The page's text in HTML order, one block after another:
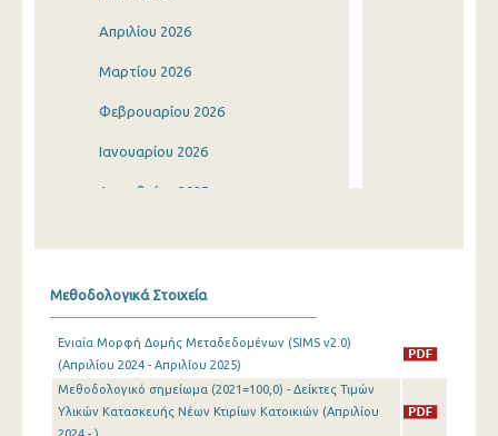
Απριλίου 2026
Μαρτίου 2026
Φεβρουαρίου 2026
Ιανουαρίου 2026
Δεκεμβρίου 2025
Αυγούστου 2025
Ιουλίου 2025
Μεθοδολογικά Στοιχεία
Ενιαία Μορφή Δομής Μεταδεδομένων (SIMS v2.0)
(Απριλίου 2024 - Απριλίου 2025)
Μεθοδολογικό σημείωμα (2021=100,0) - Δείκτες Τιμών
Υλικών Κατασκευής Νέων Κτιρίων Κατοικιών (Απριλίου